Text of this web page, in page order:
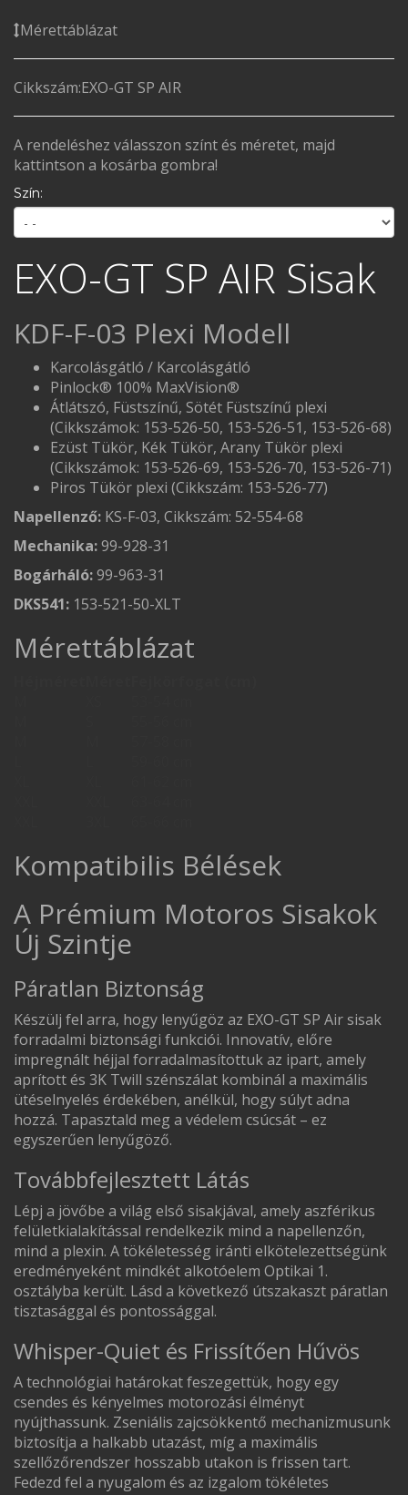
Mérettáblázat
Cikkszám:EXO-GT SP AIR
A rendeléshez válasszon színt és méretet, majd
kattintson a kosárba gombra!
Szín:
EXO-GT SP AIR Sisak
KDF-F-03 Plexi Modell
Karcolásgátló / Karcolásgátló
Pinlock® 100% MaxVision®
Átlátszó, Füstszínű, Sötét Füstszínű plexi
(Cikkszámok: 153-526-50, 153-526-51, 153-526-68)
Ezüst Tükör, Kék Tükör, Arany Tükör plexi
(Cikkszámok: 153-526-69, 153-526-70, 153-526-71)
Piros Tükör plexi (Cikkszám: 153-526-77)
Napellenző: KS-F-03, Cikkszám: 52-554-68
Mechanika:99-928-31
Bogárháló:99-963-31
DKS541: 153-521-50-XLT
Mérettáblázat
Kompatibilis Bélések
A Prémium Motoros Sisakok
Új Szintje
Páratlan Biztonság
Készülj fel arra, hogy lenyűgöz az EXO-GT SP Air sisak
forradalmi biztonsági funkciói. Innovatív, előre
impregnált héjjal forradalmasítottuk az ipart, amely
aprított és 3K Twill szénszálat kombinál a maximális
ütéselnyelés érdekében, anélkül, hogy súlyt adna
hozzá. Tapasztald meg a védelem csúcsát – ez
egyszerűen lenyűgöző.
Továbbfejlesztett Látás
Lépj a jövőbe a világ első sisakjával, amely aszférikus
felületkialakítással rendelkezik mind a napellenzőn,
mind a plexin. A tökéletesség iránti elkötelezettségünk
eredményeként mindkét alkotóelem Optikai 1.
osztályba került. Lásd a következő útszakaszt páratlan
tisztasággal és pontossággal.
Whisper-Quiet és Frissítően Hűvös
A technológiai határokat feszegettük, hogy egy
csendes és kényelmes motorozási élményt
nyújthassunk. Zseniális zajcsökkentő mechanizmusunk
biztosítja a halkabb utazást, míg a maximális
szellőzőrendszer hosszabb utakon is frissen tart.
Fedezd fel a nyugalom és az izgalom tökéletes